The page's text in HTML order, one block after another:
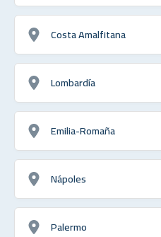
Costa Amalfitana
Lombardía
Emilia-Romaña
Nápoles
Palermo